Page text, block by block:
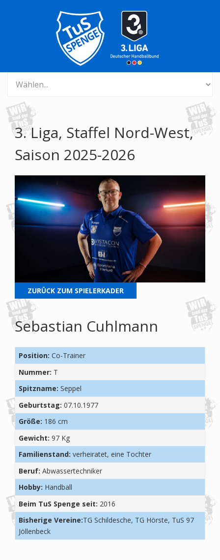
3. Liga, Staffel Nord-West,
Saison 2025-2026
ZURÜCK ZUM SPIELERKADER
Sebastian Cuhlmann
Position: Co-Trainer
Nummer: T
Spitzname: Seppel
Geburtstag: 07.10.1977
Größe: 186 cm
Gewicht: 97 Kg
Familienstand: verheiratet, eine Tochter
Beruf: Abwassertechniker
Hobby: Handball
Beim TuS Spenge seit: 2016
Bisherige Vereine:TG Schildesche, TG Hörste, TuS 97
Jöllenbeck